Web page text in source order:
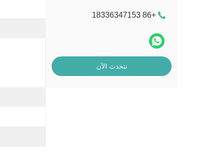
+86 18336347153
نتحدث الآن